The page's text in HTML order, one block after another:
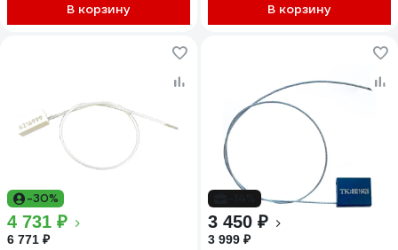
В корзину В корзину
-30%
4 731 ₽
6 771 ₽
3 450 ₽
3 999 ₽